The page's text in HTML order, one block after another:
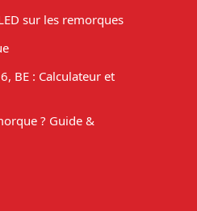
sur les remorques
BE : Calculateur et
? Guide &